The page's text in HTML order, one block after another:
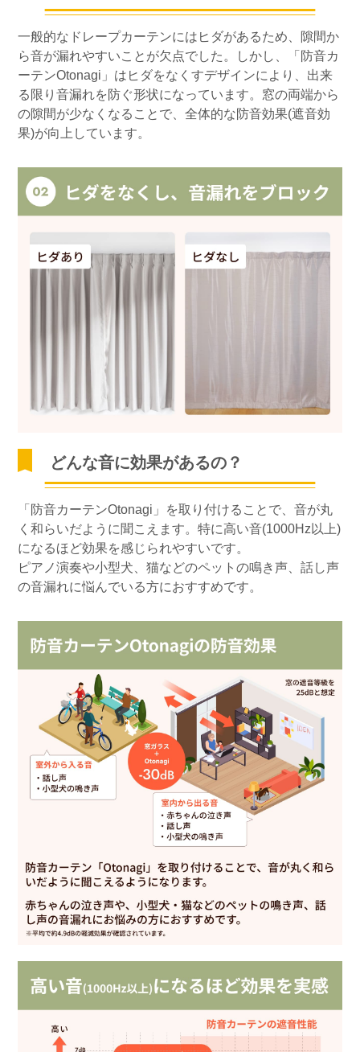
一般的なドレープカーテンにはヒダがあるため、隙間か
ら音が漏れやすいことが欠点でした。しかし、「防音カ
ーテンOtonagi」はヒダをなくすデザインにより、出来
る限り音漏れを防ぐ形状になっています。窓の両端から
の隙間が少なくなることで、全体的な防音効果(遮音効
果)が向上しています。
どんな音に効果があるの？
「防音カーテンOtonagi」を取り付けることで、音が丸
く和らいだように聞こえます。特に高い音(1000Hz以上)
になるほど効果を感じられやすいです。
ピアノ演奏や小型犬、猫などのペットの鳴き声、話し声
の音漏れに悩んでいる方におすすめです。